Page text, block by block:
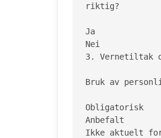
riktig?
Ja
Nei
3. Vernetiltak
Bruk av
Obligatorisk
Anbefalt
Ikke aktuelt